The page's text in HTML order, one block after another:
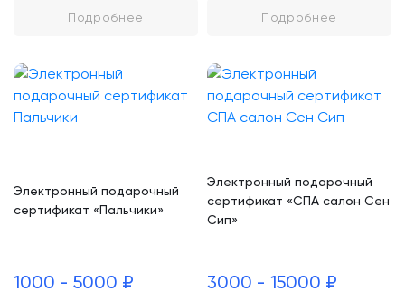
Подробнее Подробнее
Электронный подарочный
сертификат «Пальчики»
1000 - 5000 ₽
Электронный подарочный
сертификат «СПА салон Сен
Сип»
3000 - 15000 ₽